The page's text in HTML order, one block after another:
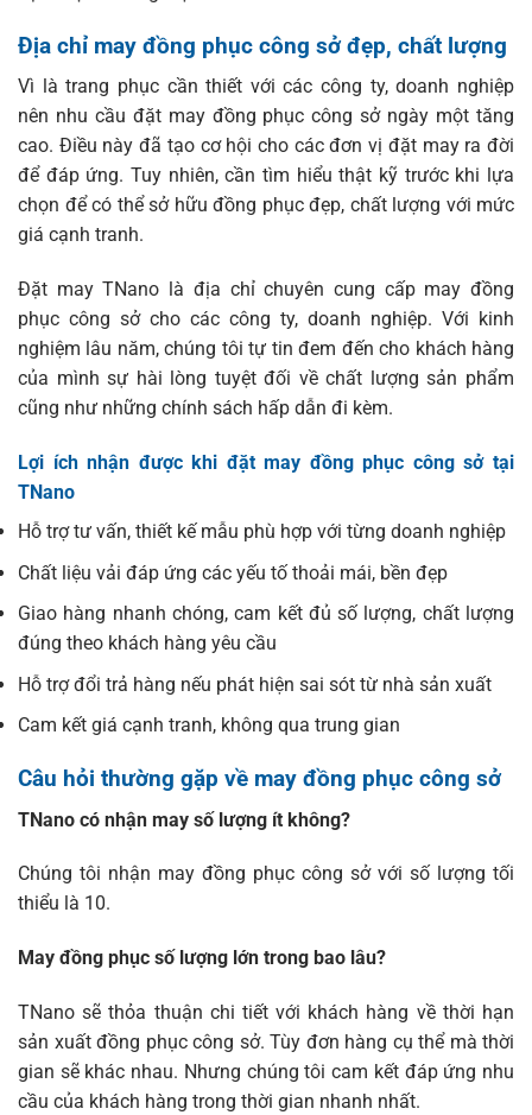
Địa chỉ may đồng phục công sở đẹp, chất lượng
Vì là trang phục cần thiết với các công ty, doanh nghiệp
nên nhu cầu đặt may đồng phục công sở ngày một tăng
cao. Điều này đã tạo cơ hội cho các đơn vị đặt may ra đời
để đáp ứng. Tuy nhiên, cần tìm hiểu thật kỹ trước khi lựa
chọn để có thể sở hữu đồng phục đẹp, chất lượng với mức
giá cạnh tranh.
Đặt may TNano là địa chỉ chuyên cung cấp may đồng
phục công sở cho các công ty, doanh nghiệp. Với kinh
nghiệm lâu năm, chúng tôi tự tin đem đến cho khách hàng
của mình sự hài lòng tuyệt đối về chất lượng sản phẩm
cũng như những chính sách hấp dẫn đi kèm.
Lợi ích nhận được khi đặt may đồng phục công sở tại
TNano
Hỗ trợ tư vấn, thiết kế mẫu phù hợp với từng doanh nghiệp
Chất liệu vải đáp ứng các yếu tố thoải mái, bền đẹp
Giao hàng nhanh chóng, cam kết đủ số lượng, chất lượng
đúng theo khách hàng yêu cầu
Hỗ trợ đổi trả hàng nếu phát hiện sai sót từ nhà sản xuất
Cam kết giá cạnh tranh, không qua trung gian
Câu hỏi thường gặp về may đồng phục công sở
TNano có nhận may số lượng ít không?
Chúng tôi nhận may đồng phục công sở với số lượng tối
thiểu là 10.
May đồng phục số lượng lớn trong bao lâu?
TNano sẽ thỏa thuận chi tiết với khách hàng về thời hạn
sản xuất đồng phục công sở. Tùy đơn hàng cụ thể mà thời
gian sẽ khác nhau. Nhưng chúng tôi cam kết đáp ứng nhu
cầu của khách hàng trong thời gian nhanh nhất.